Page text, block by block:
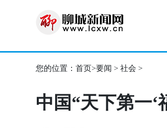
您的位置： 首页>要闻 > 社会 >
中国“天下第一